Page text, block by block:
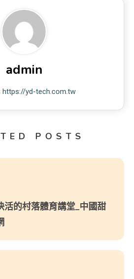
admin
https://yd-tech.com.tw
POSTS
的村落體育講堂_中國甜